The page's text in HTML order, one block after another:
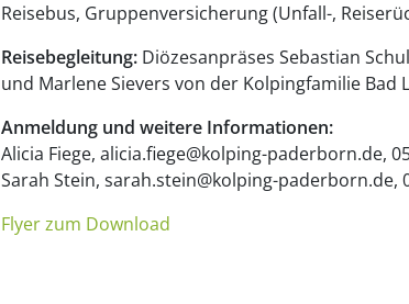
Reisebus, Gruppenversicherung (Unfall-,
Reisebegleitung: Diözesanpräses Sebastian
und Marlene Sievers von der Kolpingfamilie Bad
Anmeldung und weitere Informationen:
Alicia Fiege, alicia.fiege@kolping-paderborn.de,
Sarah Stein, sarah.stein@kolping-paderborn.de,
Flyer zum Download